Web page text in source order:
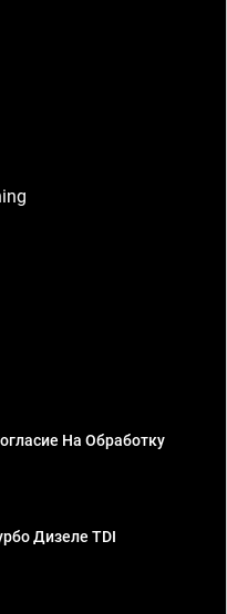
На Обработку
Дизеле TDI